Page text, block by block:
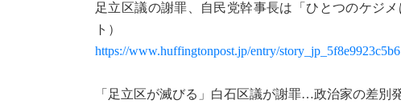
足立区議の謝罪、自民党幹事長は「ひとつのケジ
ト）
https://www.huffingtonpost.jp/entry/
「足立区が滅びる」白石区議が謝罪…政治家の差別